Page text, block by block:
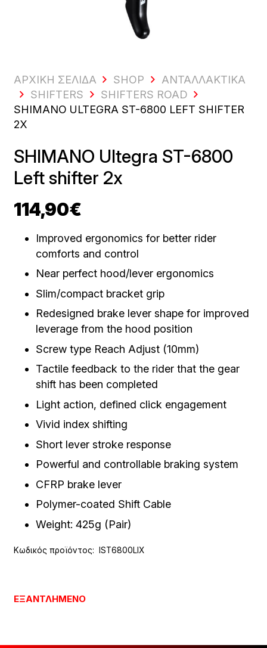
ΑΡΧΙΚΗ ΣΕΛΙΔΑ SHOP
ΑΝΤΑΛΛΑΚΤΙΚΆ
SHIFTERS
SHIFTERS ROAD
SHIMANO ULTEGRA ST-6800 LEFT SHIFTER
2X
SHIMANO Ultegra ST-6800
Left shifter 2x
114,90€
Improved ergonomics for better rider
comforts and control
Near perfect hood/lever ergonomics
Slim/compact bracket grip
Redesigned brake lever shape for improved
leverage from the hood position
Screw type Reach Adjust (10mm)
Tactile feedback to the rider that the gear
shift has been completed
Light action, defined click engagement
Vivid index shifting
Short lever stroke response
Powerful and controllable braking system
CFRP brake lever
Polymer-coated Shift Cable
Weight: 425g (Pair)
Κωδικός προϊόντος: IST6800LIX
ΕΞΑΝΤΛΗΜΈΝΟ